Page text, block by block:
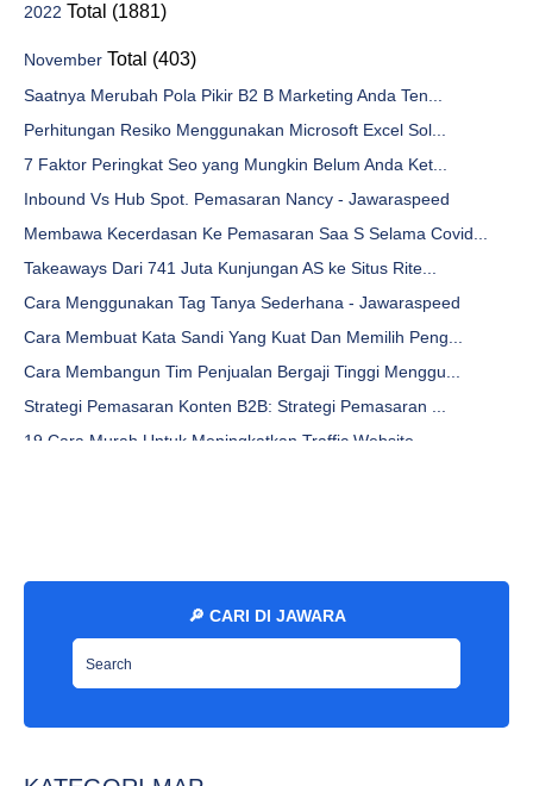
2022 Total (1881)
November Total (403)
Saatnya Merubah Pola Pikir B2 B Marketing Anda Ten...
Perhitungan Resiko Menggunakan Microsoft Excel Sol...
7 Faktor Peringkat Seo yang Mungkin Belum Anda Ket...
Inbound Vs Hub Spot. Pemasaran Nancy - Jawaraspeed
Membawa Kecerdasan Ke Pemasaran Saa S Selama Covid...
Takeaways Dari 741 Juta Kunjungan AS ke Situs Rite...
Cara Menggunakan Tag Tanya Sederhana - Jawaraspeed
Cara Membuat Kata Sandi Yang Kuat Dan Memilih Peng...
Cara Membangun Tim Penjualan Bergaji Tinggi Menggu...
Strategi Pemasaran Konten B2B: Strategi Pemasaran ...
19 Cara Murah Untuk Meningkatkan Traffic Website -...
Ubah Karir Anda Dengan Microsoft Office 365 - Jawa...
19 Cara Untuk Mendorong Lalu Lintas ke Situs Web A...
Bantu Seorang Reporter Keluar! Perspektif Lebih Lu...
14 Mitos Dan Kesalahpahaman Seo Klasik - Jawaraspeed
🔎 CARI DI JAWARA